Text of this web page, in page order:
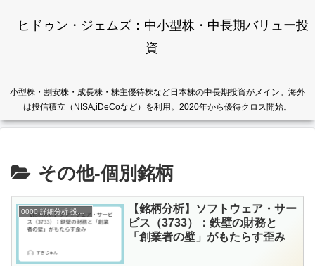
ヒドゥン・ジェムズ：中小型株・中長期バリュー投
資
小型株・割安株・成長株・株主優待株など日本株の中長期投資がメイン。海外
は投信積立（NISA,iDeCoなど）を利用。2020年から優待クロス開始。
その他-個別銘柄
0000 詳細分析 投資メモ
【銘柄分析】ソフトウェア・サー
ビス（3733）：鉄壁の財務と
「創業者の壁」がもたらす歪み